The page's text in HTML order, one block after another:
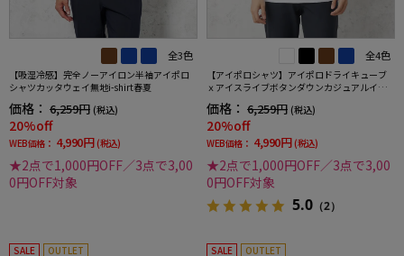
全3色
【吸湿冷感】完全ノーアイロン半袖アイポロ
シャツカッタウェイ無地i-shirt春夏
価格： 6,259円 (税込)
20%off
WEB価格： 4,990円 (税込)
★2点で1,000円OFF／3点で3,00
0円OFF対象
全4色
【アイポロシャツ】アイポロドライキューブ
ｘアイスライブボタンダウンカジュアルイン
夏
価格： 6,259円 (税込)
20%off
WEB価格： 4,990円 (税込)
★2点で1,000円OFF／3点で3,00
0円OFF対象
5.0 （2）
SALE OUTLET SALE OUTLET